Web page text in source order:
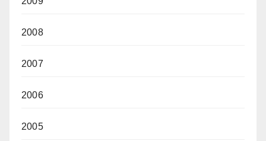
2008
2007
2006
2005